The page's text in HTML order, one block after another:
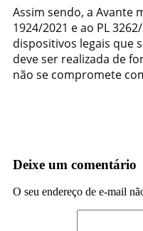
Assim sendo, a Avante
1924/2021 e ao PL
dispositivos legais que
deve ser realizada de
não se compromete
Deixe um comentário
O seu endereço de e-mail